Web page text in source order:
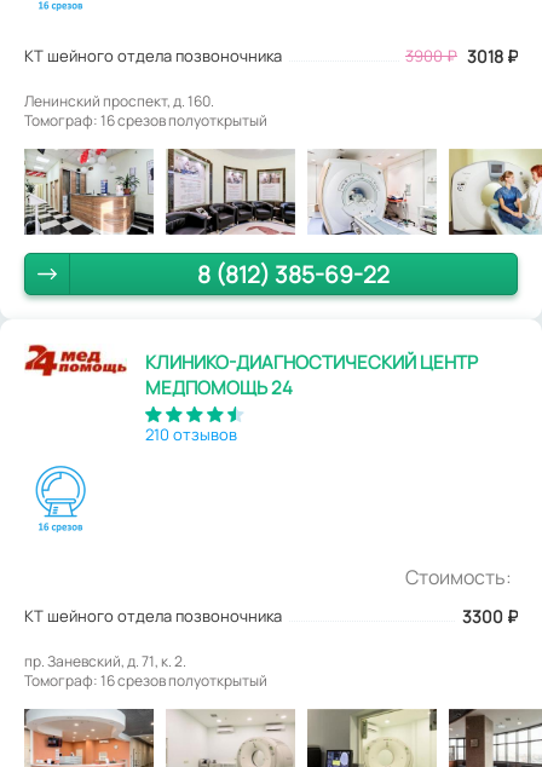
КТ шейного отдела позвоночника 3900₽ 3018 ₽
Ленинский проспект, д. 160.
Томограф: 16 срезов полуоткрытый
8 (812) 385-69-22
КЛИНИКО-ДИАГНОСТИЧЕСКИЙ ЦЕНТР
МЕДПОМОЩЬ 24
210 отзывов
Стоимость:
КТ шейного отдела позвоночника 3300 ₽
пр. Заневский, д. 71, к. 2.
Томограф: 16 срезов полуоткрытый